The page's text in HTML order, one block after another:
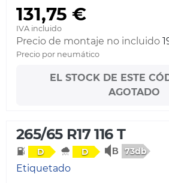
131,75 €
IVA incluido
Precio de montaje no incluido
Precio por neumático
EL STOCK DE ESTE
AGOTADO
265/65 R17 116 T
D D 73db
Etiquetado